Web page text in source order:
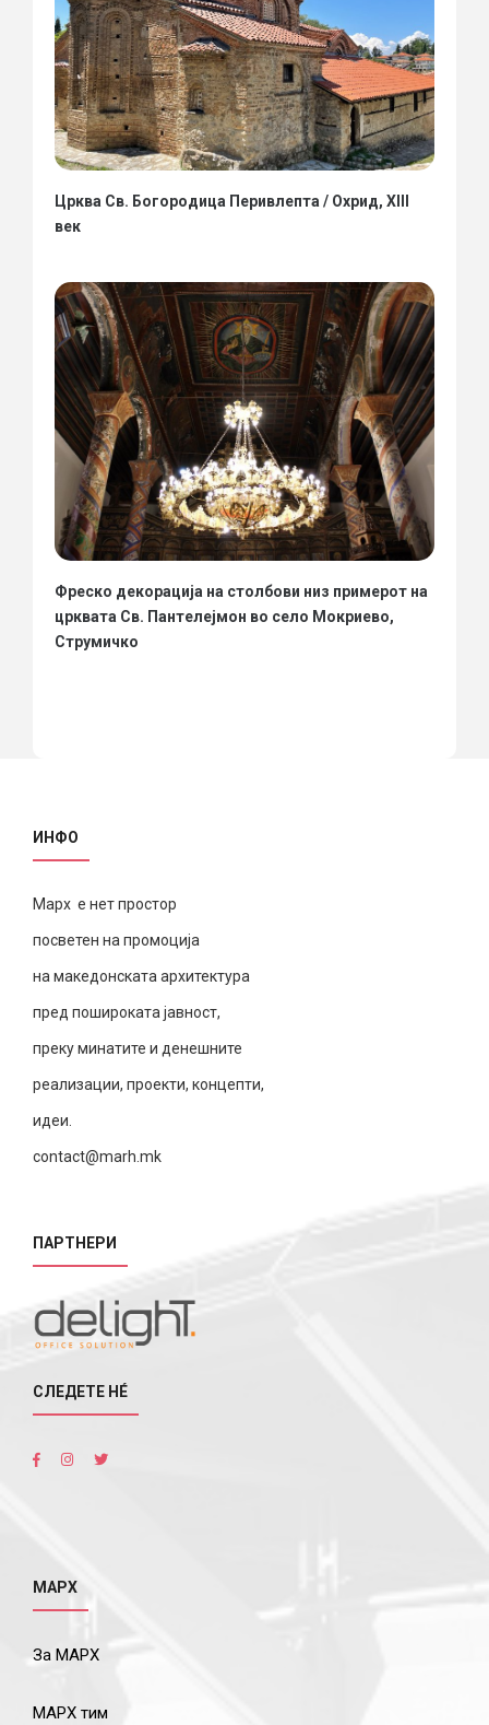
Црква Св. Богородица Перивлепта / Охрид, XIII
век
Фреско декорација на столбови низ примерот на
црквата Св. Пантелејмон во село Мокриево,
Струмичко
ИНФО
Марх е нет простор
посветен на промоција
на македонската архитектура
пред пошироката јавност,
преку минатите и денешните
реализации, проекти, концепти,
идеи.
contact@marh.mk
ПАРТНЕРИ
СЛЕДЕТЕ НÉ
МАРХ
За МАРХ
МАРХ тим